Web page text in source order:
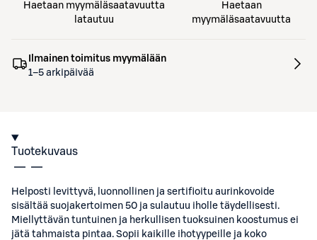
Haetaan myymäläsaatavuutta
latautuu
Haetaan
myymäläsaatavuutta
Ilmainen toimitus myymälään
1–5 arkipäivää
Tuotekuvaus
Helposti levittyvä, luonnollinen ja sertifioitu aurinkovoide
sisältää suojakertoimen 50 ja sulautuu iholle täydellisesti.
Miellyttävän tuntuinen ja herkullisen tuoksuinen koostumus ei
jätä tahmaista pintaa. Sopii kaikille ihotyypeille ja koko